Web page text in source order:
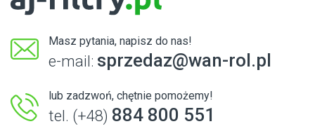
Masz pytania, napisz do nas!
e-mail: sprzedaz@wan-rol.pl
lub zadzwoń, chętnie pomożemy!
tel. (+48) 884 800 551